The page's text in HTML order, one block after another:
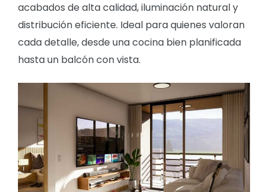
acabados de alta calidad, iluminación natural y
distribución eficiente. Ideal para quienes valoran
cada detalle, desde una cocina bien planificada
hasta un balcón con vista.